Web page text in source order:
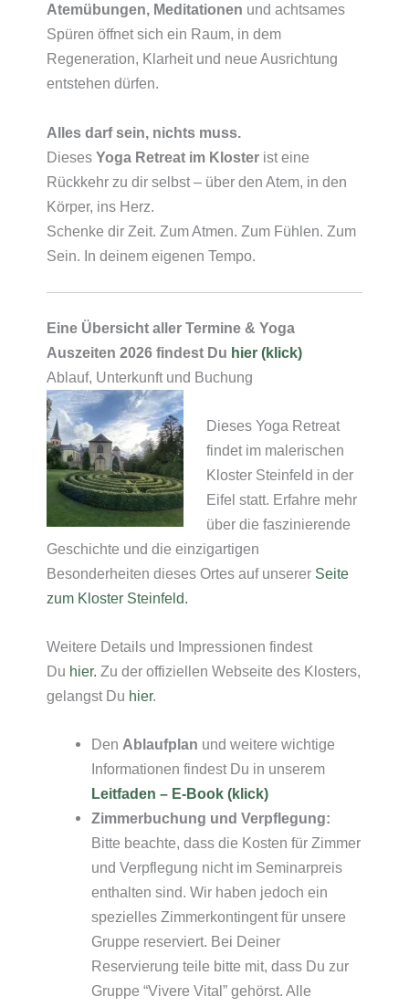
Atemübungen, Meditationen und achtsames
Spüren öffnet sich ein Raum, in dem
Regeneration, Klarheit und neue Ausrichtung
entstehen dürfen.
Alles darf sein, nichts muss.
Dieses Yoga Retreat im Kloster ist eine
Rückkehr zu dir selbst – über den Atem, in den
Körper, ins Herz.
Schenke dir Zeit. Zum Atmen. Zum Fühlen. Zum
Sein. In deinem eigenen Tempo.
Eine Übersicht aller Termine & Yoga
Auszeiten 2026 findest Du hier (klick)
Ablauf, Unterkunft und Buchung
Dieses Yoga Retreat
findet im malerischen
Kloster Steinfeld in der
Eifel statt. Erfahre mehr
über die faszinierende
Geschichte und die einzigartigen
Besonderheiten dieses Ortes auf unserer Seite
zum Kloster Steinfeld.
Weitere Details und Impressionen findest
Du hier. Zu der offiziellen Webseite des Klosters,
gelangst Du hier.
Den Ablaufplan und weitere wichtige
Informationen findest Du in unserem
Leitfaden – E-Book (klick)
Zimmerbuchung und Verpflegung:
Bitte beachte, dass die Kosten für Zimmer
und Verpflegung nicht im Seminarpreis
enthalten sind. Wir haben jedoch ein
spezielles Zimmerkontingent für unsere
Gruppe reserviert. Bei Deiner
Reservierung teile bitte mit, dass Du zur
Gruppe “Vivere Vital” gehörst. Alle